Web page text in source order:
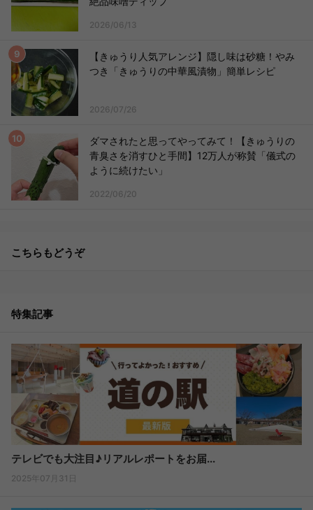
2026/06/13
【きゅうり人気アレンジ】隠し味は砂糖！やみ
つき「きゅうりの中華風漬物」簡単レシピ
2026/07/26
ダマされたと思ってやってみて！【きゅうりの
青臭さを消すひと手間】12万人が称賛「儀式の
ように続けたい」
2022/06/20
こちらもどうぞ
特集記事
テレビでも大注目♪リアルレポートをお届...
2025年07月31日